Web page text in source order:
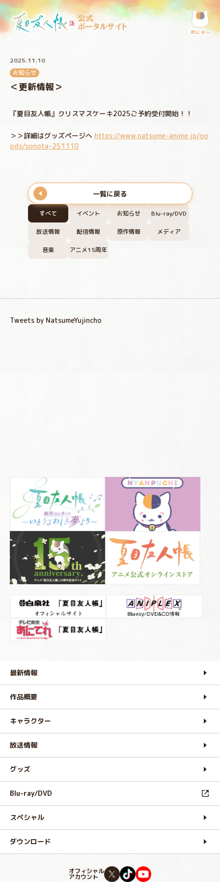
公式
ポータルサイト
めにゅ〜
すべて イベント お知らせ Blu-ray/DVD
放送情報 配信情報 原作情報 メディア
音楽 アニメ15周年
2025.11.10
お知らせ
＜更新情報＞
『夏目友人帳』クリスマスケーキ2025ご予約受付開始！！
＞＞詳細はグッズページへ https://www.natsume-anime.jp/go
ods/sonota-251110
一覧に戻る
Tweets by NatsumeYujincho
最新情報
作品概要
キャラクター
放送情報
グッズ
Blu-ray/DVD
スペシャル
ダウンロード
オフィシャル
アカウント